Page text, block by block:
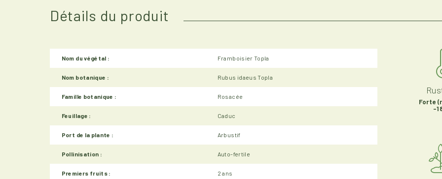
Détails du produit
Nom du végétal : Framboisier Topla
Nom botanique : Rubus idaeus Topla
Famille botanique : Rosacée
Feuillage : Caduc
Port de la plante : Arbustif
Pollinisation : Auto-fertile
Premiers fruits : 2 ans
Forte
-